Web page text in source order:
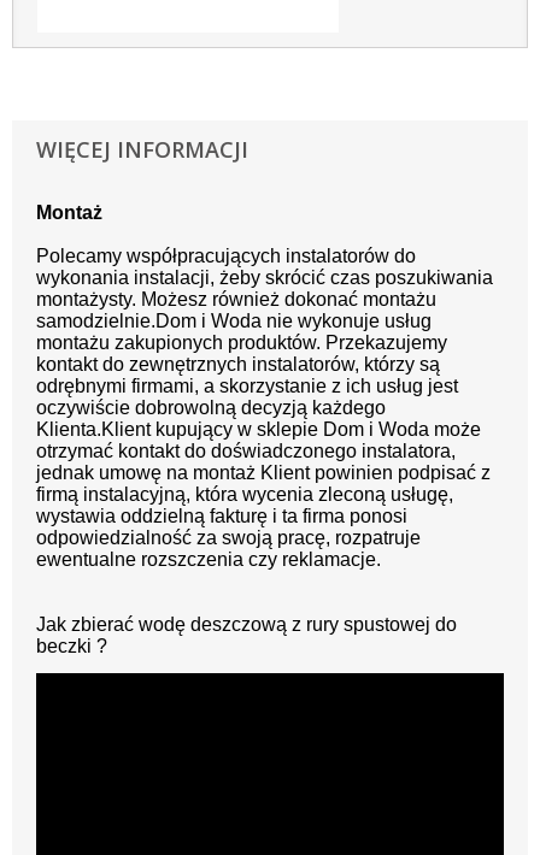
WIĘCEJ INFORMACJI
Montaż
Polecamy współpracujących instalatorów do
wykonania instalacji, żeby skrócić czas poszukiwania
montażysty. Możesz również dokonać montażu
samodzielnie.Dom i Woda nie wykonuje usług
montażu zakupionych produktów. Przekazujemy
kontakt do zewnętrznych instalatorów, którzy są
odrębnymi firmami, a skorzystanie z ich usług jest
oczywiście dobrowolną decyzją każdego
Klienta.Klient kupujący w sklepie Dom i Woda może
otrzymać kontakt do doświadczonego instalatora,
jednak umowę na montaż Klient powinien podpisać z
firmą instalacyjną, która wycenia zleconą usługę,
wystawia oddzielną fakturę i ta firma ponosi
odpowiedzialność za swoją pracę, rozpatruje
ewentualne rozszczenia czy reklamacje.
Jak zbierać wodę deszczową z rury spustowej do
beczki ?